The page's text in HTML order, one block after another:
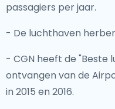
passagiers per jaar.
- De luchthaven
- CGN heeft de "Beste
ontvangen van de
in 2015 en 2016.